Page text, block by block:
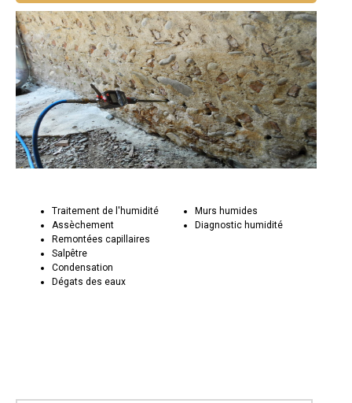
Traitement de l'humidité
Assèchement
Remontées capillaires
Salpêtre
Condensation
Dégats des eaux
Murs humides
Diagnostic humidité